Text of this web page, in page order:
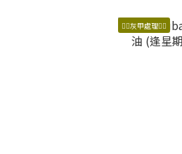
👍🏼灰甲處理👍🏼